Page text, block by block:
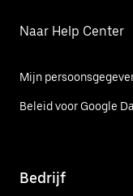
Naar Help Center
Mijn
Beleid voor Google
Bedrijf